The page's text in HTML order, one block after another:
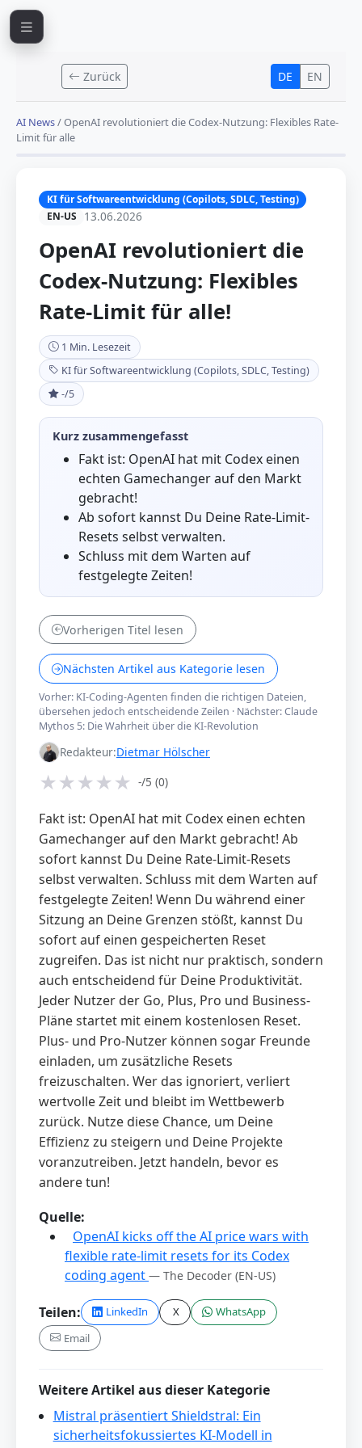
Zurück DE EN
AI News/OpenAI revolutioniert die Codex-Nutzung: Flexibles Rate-
Limit für alle
KI für Softwareentwicklung (Copilots, SDLC, Testing)
EN-US
13.06.2026
OpenAI revolutioniert die
Codex-Nutzung: Flexibles
Rate-Limit für alle!
1 Min. Lesezeit
KI für Softwareentwicklung (Copilots, SDLC, Testing)
-/5
Kurz zusammengefasst
Fakt ist: OpenAI hat mit Codex einen
echten Gamechanger auf den Markt
gebracht!
Ab sofort kannst Du Deine Rate-Limit-
Resets selbst verwalten.
Schluss mit dem Warten auf
festgelegte Zeiten!
Vorherigen Titel lesen
Nächsten Artikel aus Kategorie lesen
Vorher: KI-Coding-Agenten finden die richtigen Dateien,
übersehen jedoch entscheidende Zeilen · Nächster: Claude
Mythos 5: Die Wahrheit über die KI-Revolution
Redakteur:Dietmar Hölscher
★★★★★ -/5 (0)
Fakt ist: OpenAI hat mit Codex einen echten
Gamechanger auf den Markt gebracht! Ab
sofort kannst Du Deine Rate-Limit-Resets
selbst verwalten. Schluss mit dem Warten auf
festgelegte Zeiten! Wenn Du während einer
Sitzung an Deine Grenzen stößt, kannst Du
sofort auf einen gespeicherten Reset
zugreifen. Das ist nicht nur praktisch, sondern
auch entscheidend für Deine Produktivität.
Jeder Nutzer der Go, Plus, Pro und Business-
Pläne startet mit einem kostenlosen Reset.
Plus- und Pro-Nutzer können sogar Freunde
einladen, um zusätzliche Resets
freizuschalten. Wer das ignoriert, verliert
wertvolle Zeit und bleibt im Wettbewerb
zurück. Nutze diese Chance, um Deine
Effizienz zu steigern und Deine Projekte
voranzutreiben. Jetzt handeln, bevor es
andere tun!
Quelle:
OpenAI kicks off the AI price wars with
flexible rate-limit resets for its Codex
coding agent — The Decoder (EN-US)
Teilen: LinkedIn X
WhatsApp
Email
Weitere Artikel aus dieser Kategorie
Mistral präsentiert Shieldstral: Ein
sicherheitsfokussiertes KI-Modell in